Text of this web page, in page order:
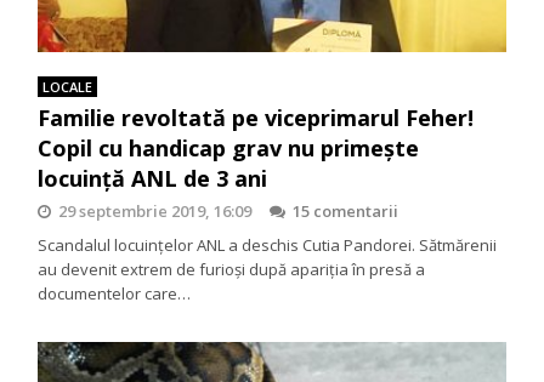
LOCALE
Familie revoltată pe viceprimarul Feher!
Copil cu handicap grav nu primește
locuință ANL de 3 ani
29 septembrie 2019, 16:09
15 comentarii
Scandalul locuințelor ANL a deschis Cutia Pandorei. Sătmărenii
au devenit extrem de furioși după apariția în presă a
documentelor care…